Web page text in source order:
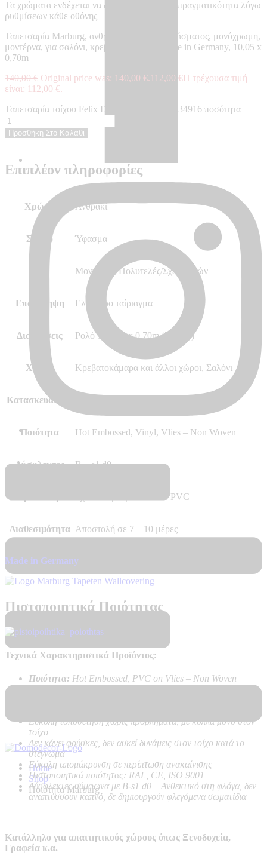
Home
Shop
Ποιοτητα Marburg
Τα χρώματα ενδέχεται να διαφέρουν από την πραγματικότητα λόγω
ρυθμίσεων κάθε οθόνης
Ταπετσαρία Marburg, ανθρακί, γκρι, υφής υφάσματος, μονόχρωμη,
μοντέρνα, για σαλόνι, κρεβατοκάμαρα – Made in Germany, 10,05 x
0,70m
140,00€ Original price was: 140,00 €. 112,00 €Η τρέχουσα τιμή
είναι: 112,00 €.
Ταπετσαρία τοίχου Felix Diener Eclectic - EC34916 ποσότητα
Προσθήκη Στο Καλάθι
Επιπλέον πληροφορίες
Χρώμα Ανθρακί
Σχέδιο Ύφασμα
Μοντέρνο, Πολυτελές/Σχεδιαστών
Επανάληψη Ελεύθερο ταίριαγμα
Διαστάσεις Ρολό 10.05m x 0.70m (7.03m²)
Χώρος Κρεβατοκάμαρα και άλλοι χώροι, Σαλόνι
Κατασκευαστής
Ποιότητα Hot Embossed, Vinyl, Vlies – Non Woven
Δύσφλεκτες B – s1 d0
Σχέδιο Ύφασμα – Υλικό PVC
Διαθεσιμότητα Αποστολή σε 7 – 10 μέρες
Made in Germany
Πιστοποιητικά Ποιότητας
Τεχνικά Χαρακτηριστικά Προϊόντος:
Ποιότητα: Hot Embossed, PVC on Vlies – Non Woven
Εύκολη τοποθέτηση χωρίς προβλήματα, με κόλλα μόνο στον
τοίχο
Δεν κάνει φούσκες, δεν ασκεί δυνάμεις στον τοίχο κατά το
στέγνωμα
Εύκολη απομάκρυνση σε περίπτωση ανακαίνισης
Πιστοποιητικά ποιότητας: RAL, CE, ISO 9001
Δύσφλεκτες σύμφωνα με B-s1 d0 – Ανθεκτικό στη φλόγα, δεν
αναπτύσσουν καπνό, δε δημιουργούν φλεγόμενα σωματίδια
Κατάλληλο για απαιτητικούς χώρους όπως Ξενοδοχεία,
Γραφεία κ.α.